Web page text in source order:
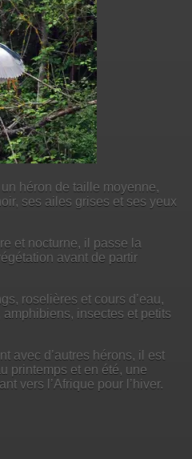
un héron de taille moyenne,
ses ailes grises et ses yeux
et nocturne, il passe la
avant de partir
roselières et cours d’eau,
insectes et petits
avec d’autres hérons, il est
printemps et en été, une
vers l’Afrique pour l’hiver.